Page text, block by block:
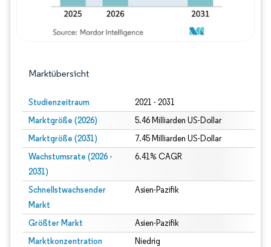
Marktübersicht
Studienzeitraum 2021 - 2031
Marktgröße (2026) 5.46 Milliarden US-Dollar
Marktgröße (2031) 7.45 Milliarden US-Dollar
Wachstumsrate (2026 -
2031)
6.41% CAGR
Schnellstwachsender
Markt
Asien-Pazifik
Größter Markt Asien-Pazifik
Marktkonzentration Niedrig